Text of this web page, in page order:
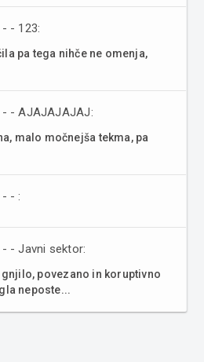
- 123:
pa tega nihče ne omenja,
- - AJAJAJAJAJ:
malo močnejša tekma, pa
- :
- - Javni sektor:
povezano in koruptivno
neposte...